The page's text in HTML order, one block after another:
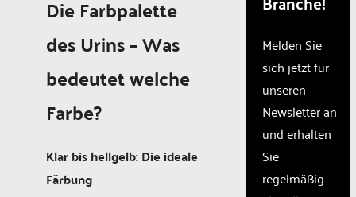
Die Farbpalette
des Urins – Was
bedeutet welche
Farbe?
Klar bis hellgelb: Die ideale
Färbung
The
owner
needs
to
setup
the
site
with
CMP
to add
Melden Sie
sich jetzt für
unseren
Newsletter an
und erhalten
Sie
regelmäßig